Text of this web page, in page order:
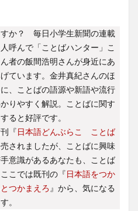
か？ 毎日小学生新聞の連載
呼んで「ことばハンター」こ
者の飯間浩明さんが身近にあ
ています。金井真紀さんのほ
、ことばの語源や新語や流行
りやすく解説。ことばに関す
ると好評です。
『日本語どんぶらこ ことば
売されましたが、ことばに興味
意識があるあなたも、ことば
こでは既刊の『日本語をつか
つかまえろ 』から、気になる
。